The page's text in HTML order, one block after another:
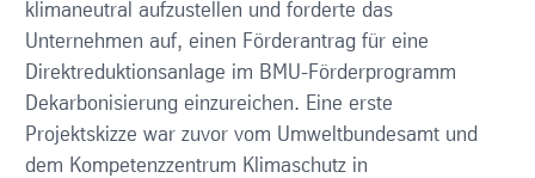
klimaneutral aufzustellen und forderte das
Unternehmen auf, einen Förderantrag für eine
Direktreduktionsanlage im BMU-Förderprogramm
Dekarbonisierung einzureichen. Eine erste
Projektskizze war zuvor vom Umweltbundesamt und
dem Kompetenzzentrum Klimaschutz in